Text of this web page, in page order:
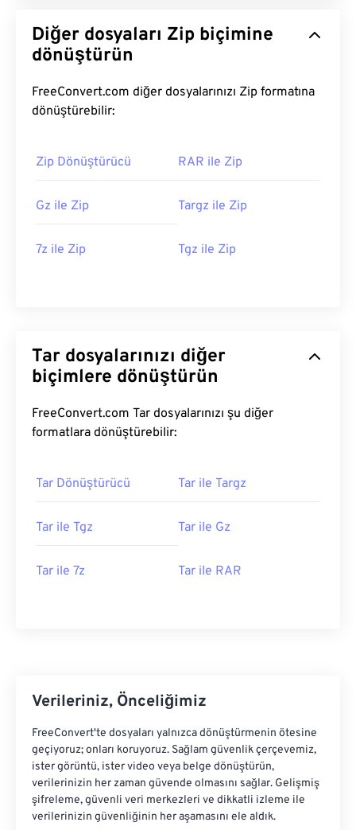
Diğer dosyaları Zip biçimine
dönüştürün
FreeConvert.com diğer dosyalarınızı Zip formatına
dönüştürebilir:
Zip Dönüştürücü RAR ile Zip
Gz ile Zip Targz ile Zip
7z ile Zip Tgz ile Zip
Tar dosyalarınızı diğer
biçimlere dönüştürün
FreeConvert.com Tar dosyalarınızı şu diğer
formatlara dönüştürebilir:
Tar Dönüştürücü Tar ile Targz
Tar ile Tgz Tar ile Gz
Tar ile 7z Tar ile RAR
Verileriniz, Önceliğimiz
FreeConvert'te dosyaları yalnızca dönüştürmenin ötesine
geçiyoruz; onları koruyoruz. Sağlam güvenlik çerçevemiz,
ister görüntü, ister video veya belge dönüştürün,
verilerinizin her zaman güvende olmasını sağlar. Gelişmiş
şifreleme, güvenli veri merkezleri ve dikkatli izleme ile
verilerinizin güvenliğinin her aşamasını ele aldık.